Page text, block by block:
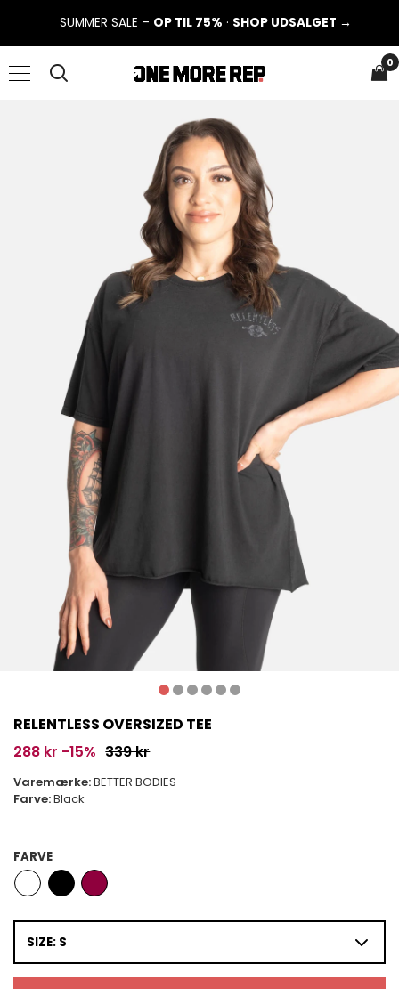
SUMMER SALE – OP TIL 75% · SHOP UDSALGET →
0
RELENTLESS OVERSIZED TEE
288 kr -15% 339 kr
Varemærke:BETTER BODIES
Farve:Black
FARVE
SIZE: S